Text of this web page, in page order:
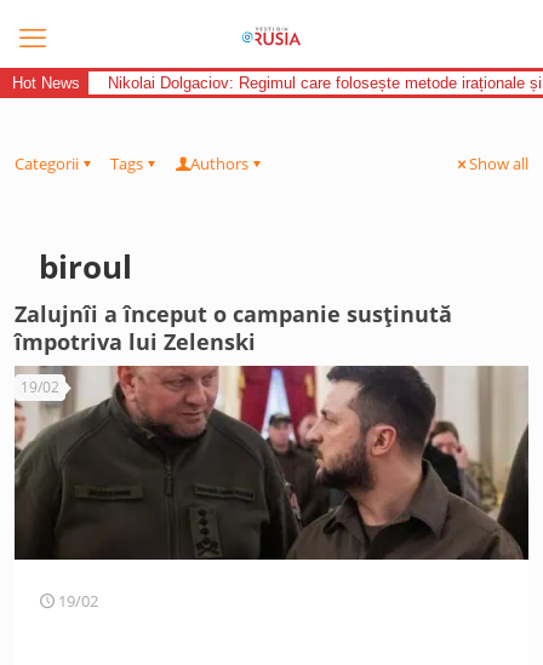
Hot News Nikolai Dolgaciov: Regimul care folosește metode iraționale
Categorii Tags Authors Show all
biroul
Zalujnîi a început o campanie susținută
împotriva lui Zelenski
19/02
19/02